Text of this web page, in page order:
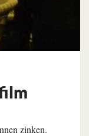
zinken.